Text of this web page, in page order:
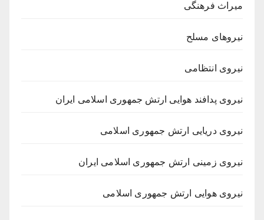
میراث فرهنگی
نیروهای مسلح
نیروی انتظامی
نیروی پدافند هوایی ارتش جمهوری اسلامی ایران
نیروی دریایی ارتش جمهوری اسلامی
نیروی زمینی ارتش جمهوری اسلامی ایران
نیروی هوایی ارتش جمهوری اسلامی